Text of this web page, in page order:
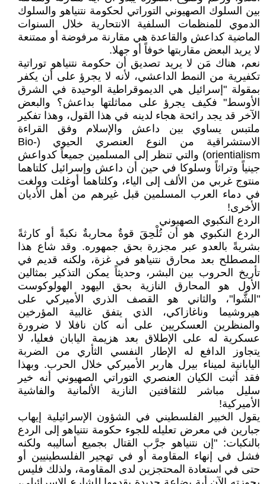
بين السلوك الصهيوني التوراتي لحكومة نتنياهو والسلوك
الدموي للمنظمات السلفية الانتحارية خلال السنوات
الماضية كداعش والقاعدة هي مقارنة مرفوضة أو ممتنعة
لا يريد البعض مقاربتها خوفاً أو جهلا.
نعم، هناك مَن لا يريد تصديق أن حكومة نتنياهو توراتية
تكفيرية من النمط الداعشي، لأنه لا يجرؤ على أن يكفر
بمقولة "إسرائيل هي الديموقراطية الوحيدة في الشرق
الأوسط" فكيف يجرؤ على مماثلتها بداعش؟ والبعض
الآخر قد يجد رائحة هجاء لدينه في هذا القول، وهذا تفكير
ملتبس يساوي بين داعش والإسلام وفق القراءة
الاستشراقية من النوع العنصري الحيوي (Bio-
orientialism) والتي تنظر إلى المسلمين جميعاً كدواعش
جينياً وتراثاً وسلوكا في حين أن داعش وإسرائيل كلتاهما
منتوج غربي من الألف إلى الياء، وكلتاهما أوغلت وولغت
في دماء العرب المسلمين قبل غيرهم من أهل الأديان
الأخرى!
الردع النكبوي الصهيوني
الردع النكبوي هو أن تُلْحِقَ قوةٌ محاربةٌ نكبةً أو كارثةً
بشريةً بالعدو عبر مجزرة بحق جمهوره. وقد شاع هذا
المصطلح بعد محارق نتنياهو في غزة، ولكنه قديم في
تأريخ الحروب بين البشر، وحديثاً يمكن التذكير بمثالين
الأول هو المحارق النازية بحق اليهود الهولوكوست
"الشَّوا"، والثاني هو القصف الذري الأميركي على
هيروشيما وناغازاكي، الذي يتفق غالبية المؤرخين
والمنظرين العسكريين على أنه كان نافلا لا ضرورة
عسكرية له على الإطلاق بعد هزيمة اليابان فعليا، لا
يتجاوز الدافع له الإطار النفسي الثأري من الضربة
اليابانية لميناء بيرل هاربر الأميركي خلال الحرب. وبهذا
فقد أثبت الكيان العنصري التوراتي الصهيوني أنه خير
سليل مباشر للثقافتين النازية الألمانية والفاشية
الأميركية!
يقول الخبير الفلسطيني في الشؤون الإسرائيلية إيهاب
جبارين في معرض تعليله للجوء حكومة نتنياهو إلى الردع
بالنكبات: "إن نتنياهو جرَّب القتال بجميع أساليبه ولكنه
فشل في إنهاء المقاومة أو في تهجير الفلسطينيين أو
حتى في استعادة المحتجزين لدى المقاومة، ولذلك فليس